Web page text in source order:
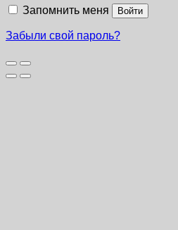
Запомнить меня Войти
Забыли свой пароль?